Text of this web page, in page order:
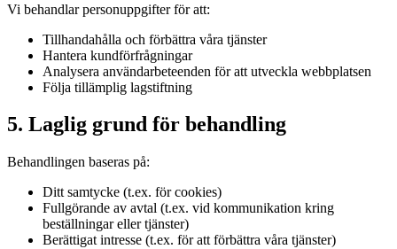
Vi behandlar personuppgifter för att:
Tillhandahålla och förbättra våra tjänster
Hantera kundförfrågningar
Analysera användarbeteenden för att utveckla webbplatsen
Följa tillämplig lagstiftning
5. Laglig grund för behandling
Behandlingen baseras på:
Ditt samtycke (t.ex. för cookies)
Fullgörande av avtal (t.ex. vid kommunikation kring
beställningar eller tjänster)
Berättigat intresse (t.ex. för att förbättra våra tjänster)